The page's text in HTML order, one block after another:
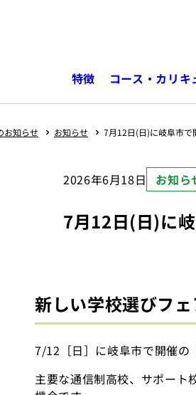
特徴 コース・カリキ
お知らせ お知らせ 7月12日(日)に岐阜市で
2026年6月18日 お知ら
7月12日(日)に
新しい学校選びフェ
7/12［日］に岐阜市で開催の
主要な通信制高校、サポート